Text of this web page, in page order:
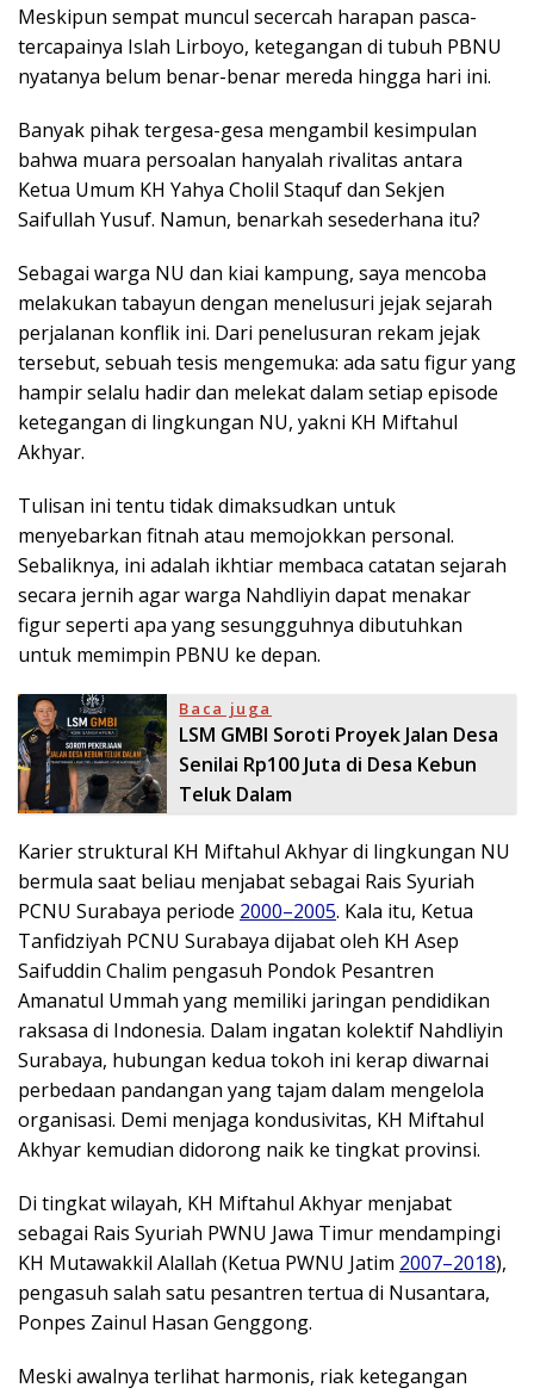
Meskipun sempat muncul secercah harapan pasca-
tercapainya Islah Lirboyo, ketegangan di tubuh PBNU
nyatanya belum benar-benar mereda hingga hari ini.
Banyak pihak tergesa-gesa mengambil kesimpulan
bahwa muara persoalan hanyalah rivalitas antara
Ketua Umum KH Yahya Cholil Staquf dan Sekjen
Saifullah Yusuf. Namun, benarkah sesederhana itu?
Sebagai warga NU dan kiai kampung, saya mencoba
melakukan tabayun dengan menelusuri jejak sejarah
perjalanan konflik ini. Dari penelusuran rekam jejak
tersebut, sebuah tesis mengemuka: ada satu figur yang
hampir selalu hadir dan melekat dalam setiap episode
ketegangan di lingkungan NU, yakni KH Miftahul
Akhyar.
Tulisan ini tentu tidak dimaksudkan untuk
menyebarkan fitnah atau memojokkan personal.
Sebaliknya, ini adalah ikhtiar membaca catatan sejarah
secara jernih agar warga Nahdliyin dapat menakar
figur seperti apa yang sesungguhnya dibutuhkan
untuk memimpin PBNU ke depan.
Baca juga
LSM GMBI Soroti Proyek Jalan Desa
Senilai Rp100 Juta di Desa Kebun
Teluk Dalam
Karier struktural KH Miftahul Akhyar di lingkungan NU
bermula saat beliau menjabat sebagai Rais Syuriah
PCNU Surabaya periode 2000–2005. Kala itu, Ketua
Tanfidziyah PCNU Surabaya dijabat oleh KH Asep
Saifuddin Chalim pengasuh Pondok Pesantren
Amanatul Ummah yang memiliki jaringan pendidikan
raksasa di Indonesia. Dalam ingatan kolektif Nahdliyin
Surabaya, hubungan kedua tokoh ini kerap diwarnai
perbedaan pandangan yang tajam dalam mengelola
organisasi. Demi menjaga kondusivitas, KH Miftahul
Akhyar kemudian didorong naik ke tingkat provinsi.
Di tingkat wilayah, KH Miftahul Akhyar menjabat
sebagai Rais Syuriah PWNU Jawa Timur mendampingi
KH Mutawakkil Alallah (Ketua PWNU Jatim 2007–2018),
pengasuh salah satu pesantren tertua di Nusantara,
Ponpes Zainul Hasan Genggong.
Meski awalnya terlihat harmonis, riak ketegangan